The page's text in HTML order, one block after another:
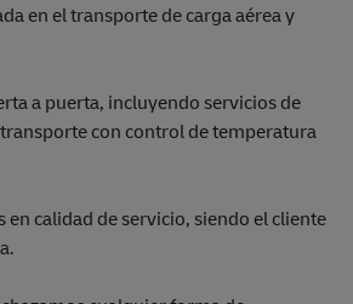
en el transporte de carga aérea y
a puerta, incluyendo servicios de
con control de temperatura
calidad de servicio, siendo el cliente